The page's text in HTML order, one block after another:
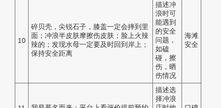
10
碎贝壳，尖锐石子，膝盖一定会摔到里
面；冲浪半皮肤摩擦伤皮肤；脸上火辣
辣的；发现水母一定要及时回到岸上；
保持安全距离
描述冲
浪时可
能遇到
的安全
问题，
如磕
碰，擦
伤，晒
伤情况
海滩
安全
描述选
择冲浪